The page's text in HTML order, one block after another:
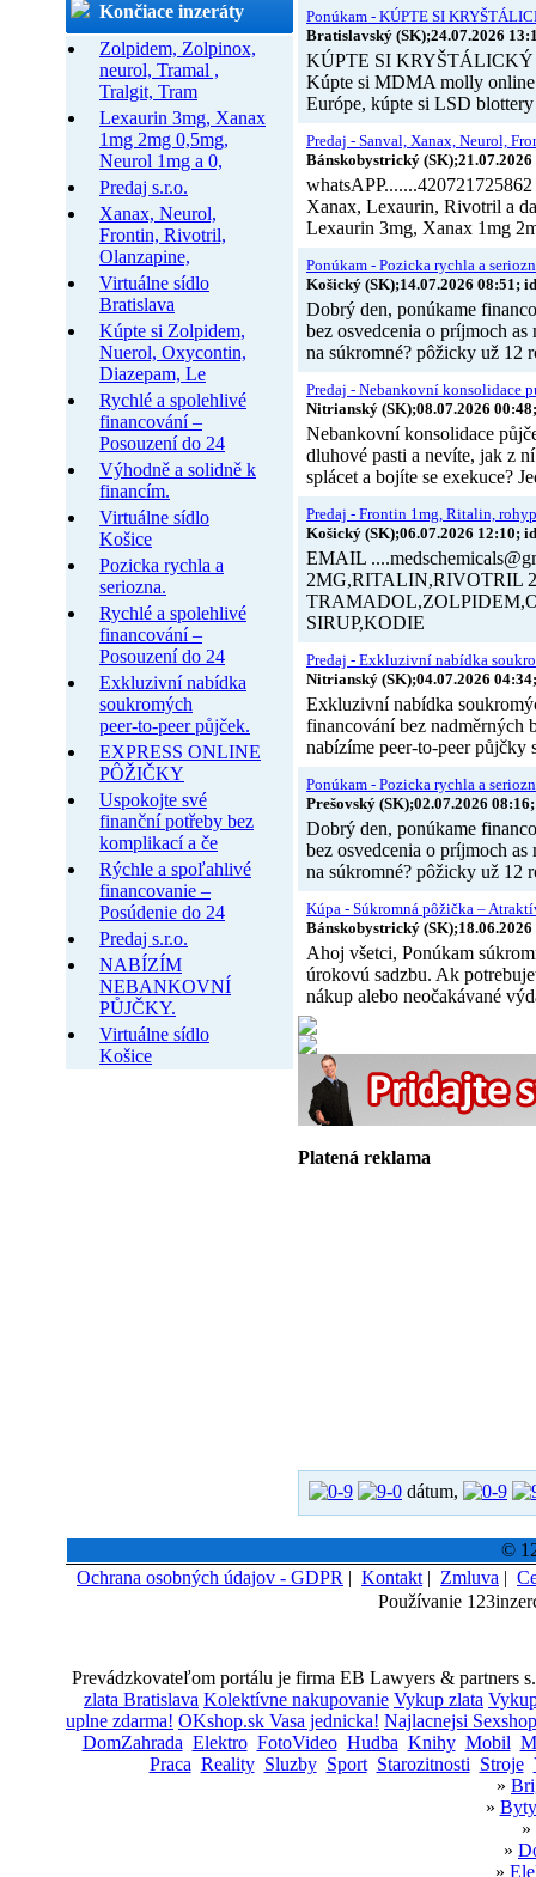
Končiace inzeráty
Zolpidem, Zolpinox,
neurol, Tramal ,
Tralgit, Tram
Lexaurin 3mg, Xanax
1mg 2mg 0,5mg,
Neurol 1mg a 0,
Predaj s.r.o.
Xanax, Neurol,
Frontin, Rivotril,
Olanzapine,
Virtuálne sídlo
Bratislava
Kúpte si Zolpidem,
Nuerol, Oxycontin,
Diazepam, Le
Rychlé a spolehlivé
financování –
Posouzení do 24
Výhodně a solidně k
financím.
Virtuálne sídlo
Košice
Pozicka rychla a
seriozna.
Rychlé a spolehlivé
financování –
Posouzení do 24
Exkluzivní nabídka
soukromých
peer-to-peer půjček.
EXPRESS ONLINE
PÔŽIČKY
Uspokojte své
finanční potřeby bez
komplikací a če
Rýchle a spoľahlivé
financovanie –
Posúdenie do 24
Predaj s.r.o.
NABÍZÍM
NEBANKOVNÍ
PŮJČKY.
Virtuálne sídlo
Košice
Ponúkam - KÚPTE SI
Bratislavský (SK);24.07.2026
KÚPTE SI
Kúpte si MDMA molly
Európe, kúpte si LSD
Predaj - Sanval, Xanax, Neurol,
Bánskobystrický
Xanax, Lexaurin, Rivotril a
Lexaurin 3mg, Xanax 1mg
Ponúkam - Pozicka rychla a
Košický (SK);14.07.2026 08:51;
Dobrý den, ponúkame
bez osvedcenia o príjmoch
na súkromné? pôžicky už 12
Predaj - Nebankovní konsolidace
Nitrianský (SK);08.07.2026
Nebankovní konsolidace
dluhové pasti a nevíte, jak z
splácet a bojíte se exekuce?
Predaj - Frontin 1mg, Ritalin,
Košický (SK);06.07.2026 12:10;
EMAIL
2MG,RITALIN,RIVOTRIL
SIRUP,KODIE
Predaj - Exkluzivní nabídka
Nitrianský (SK);04.07.2026
Exkluzivní nabídka
financování bez
nabízíme peer-to-peer
Ponúkam - Pozicka rychla a
Prešovský (SK);02.07.2026
Dobrý den, ponúkame
bez osvedcenia o príjmoch
na súkromné? pôžicky už 12
Kúpa - Súkromná pôžička –
Bánskobystrický
Ahoj všetci, Ponúkam
úrokovú sadzbu. Ak
nákup alebo neočakávané
Platená reklama
dátum,
©
Ochrana osobných údajov - GDPR | Kontakt | Zmluva |
Používanie
Prevádzkovateľom portálu je firma EB Lawyers & partners
zlata Bratislava Kolektívne nakupovanie Vykup zlata
uplne zdarma! OKshop.sk Vasa jednicka! Najlacnejsi Sexshop
DomZahrada Elektro FotoVideo Hudba Knihy Mobil
Praca Reality Sluzby Sport Starozitnosti Stroje
»
»
»
»
»